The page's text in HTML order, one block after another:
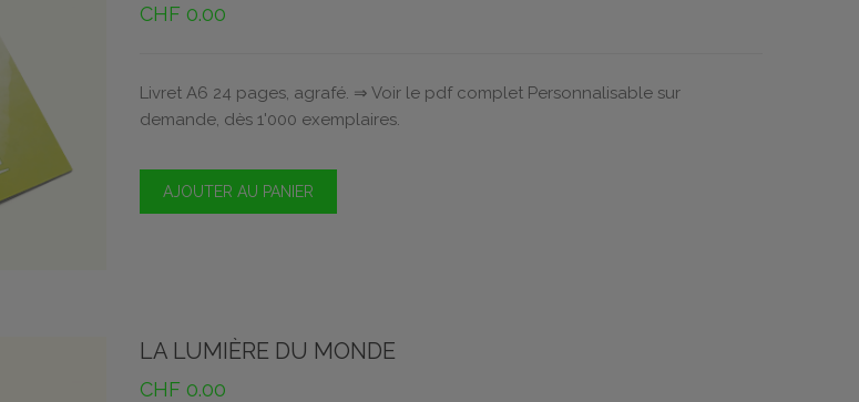
CHF 0.00
Livret A6 24 pages, agrafé. ⇒ Voir le pdf complet Personnalisable sur
demande, dès 1'000 exemplaires.
AJOUTER AU PANIER
LA LUMIÈRE DU MONDE
CHF 0.00